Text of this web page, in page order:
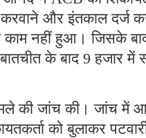
करवाने और इंतकाल दर्ज
नहीं हुआ। जिसके
के बाद 9 हजार
की जांच की। जांच में
को बुलाकर